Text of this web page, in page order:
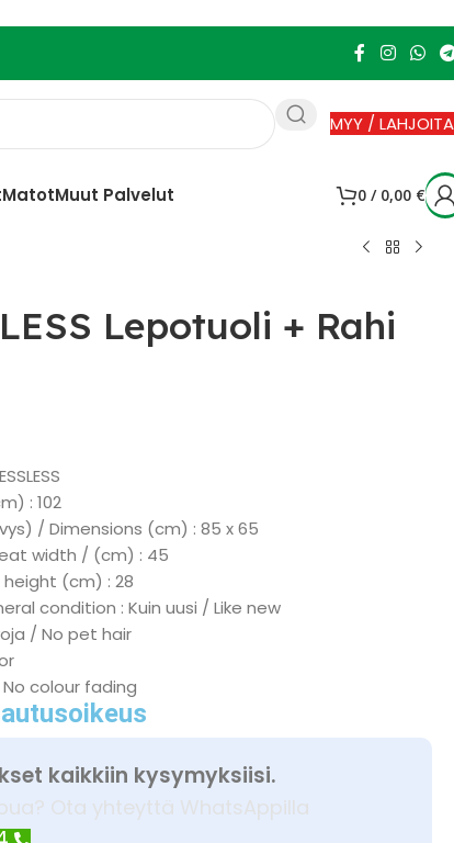
MYY / LAHJOITA
MatotMuut Palvelut 0 / 0,00 €
Lepotuoli + Rahi
: 102
/ Dimensions (cm) : 85 x 65
width / (cm) : 45
height (cm) : 28
condition : Kuin uusi / Like new
/ No pet hair
colour fading
kaikkiin kysymyksiisi.
Ota yhteyttä WhatsAppilla